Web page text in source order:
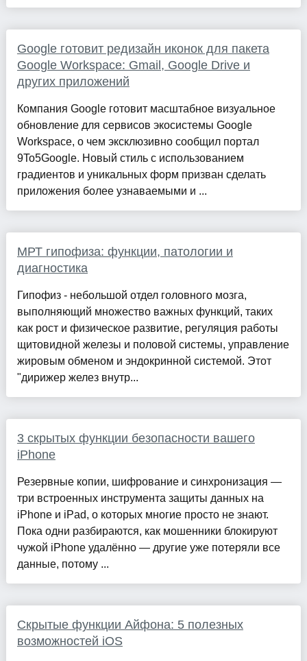
Google готовит редизайн иконок для пакета
Google Workspace: Gmail, Google Drive и
других приложений
Компания Google готовит масштабное визуальное
обновление для сервисов экосистемы Google
Workspace, о чем эксклюзивно сообщил портал
9To5Google. Новый стиль с использованием
градиентов и уникальных форм призван сделать
приложения более узнаваемыми и ...
МРТ гипофиза: функции, патологии и
диагностика
Гипофиз - небольшой отдел головного мозга,
выполняющий множество важных функций, таких
как рост и физическое развитие, регуляция работы
щитовидной железы и половой системы, управление
жировым обменом и эндокринной системой. Этот
"дирижер желез внутр...
3 скрытых функции безопасности вашего
iPhone
Резервные копии, шифрование и синхронизация —
три встроенных инструмента защиты данных на
iPhone и iPad, о которых многие просто не знают.
Пока одни разбираются, как мошенники блокируют
чужой iPhone удалённо — другие уже потеряли все
данные, потому ...
Скрытые функции Айфона: 5 полезных
возможностей iOS